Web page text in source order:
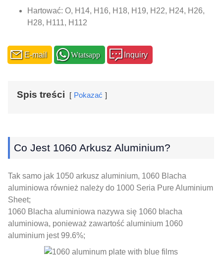
Hartować: O, H14, H16, H18, H19, H22, H24, H26,
H28, H111, H112
E-mail Wtatsapp Inquiry
Spis treści Pokazać
Co Jest 1060 Arkusz Aluminium?
Tak samo jak 1050 arkusz aluminium, 1060 Blacha
aluminiowa również należy do 1000 Seria Pure Aluminium
Sheet;
1060 Blacha aluminiowa nazywa się 1060 blacha
aluminiowa, ponieważ zawartość aluminium 1060
aluminium jest 99.6%;